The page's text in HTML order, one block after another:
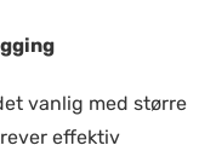
vanlig med større
effektiv